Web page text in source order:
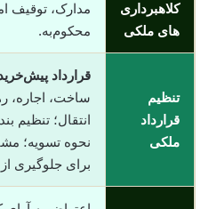
کلاهبرداری
های ملکی
مدارک، توقیف
محکوم‌به.
تنظیم
قرارداد
ملکی
قرارداد
ساخت، اجاره،
انتقال؛ تنظیم
نحوه تسویه؛
برای جلوگیری